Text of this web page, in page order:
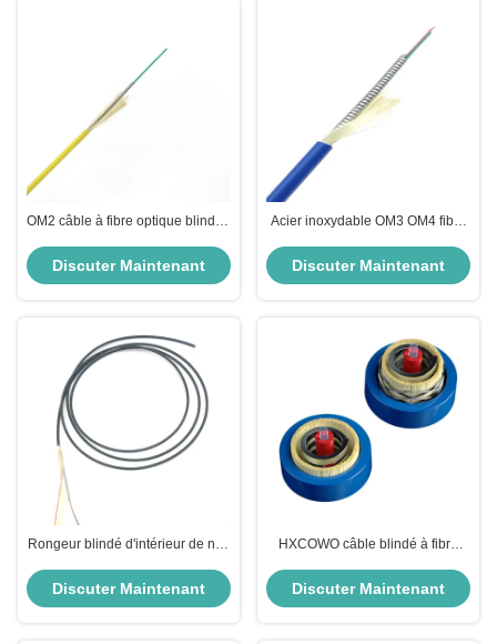
OM2 câble à fibre optique blindée
optique blindée
Discuter Maintenant
Acier inoxydable OM3 OM4 fibre
LSZH
Discuter Maintenant
Rongeur blindé d'intérieur de noir
optique de fibre du SM G657A2
anti
Discuter Maintenant
HXCOWO câble blindé à fibre
blindé à fibre
Discuter Maintenant